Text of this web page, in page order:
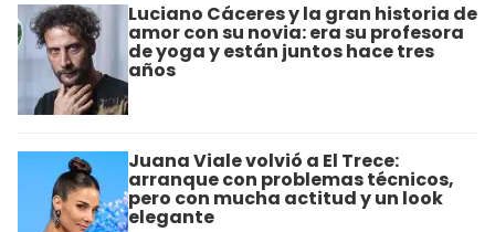
Luciano Cáceres y la gran historia de
amor con su novia: era su profesora
de yoga y están juntos hace tres
años
Juana Viale volvió a El Trece:
arranque con problemas técnicos,
pero con mucha actitud y un look
elegante